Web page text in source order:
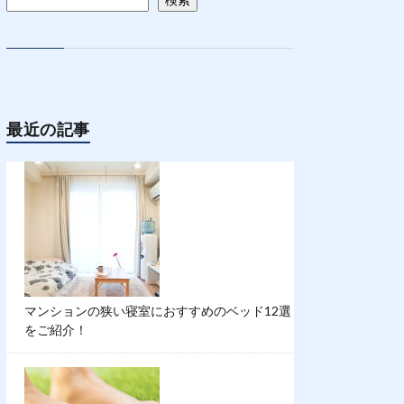
最近の記事
マンションの狭い寝室におすすめのベッド12選
をご紹介！